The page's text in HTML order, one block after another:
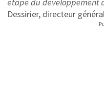
Dessirier, directeur